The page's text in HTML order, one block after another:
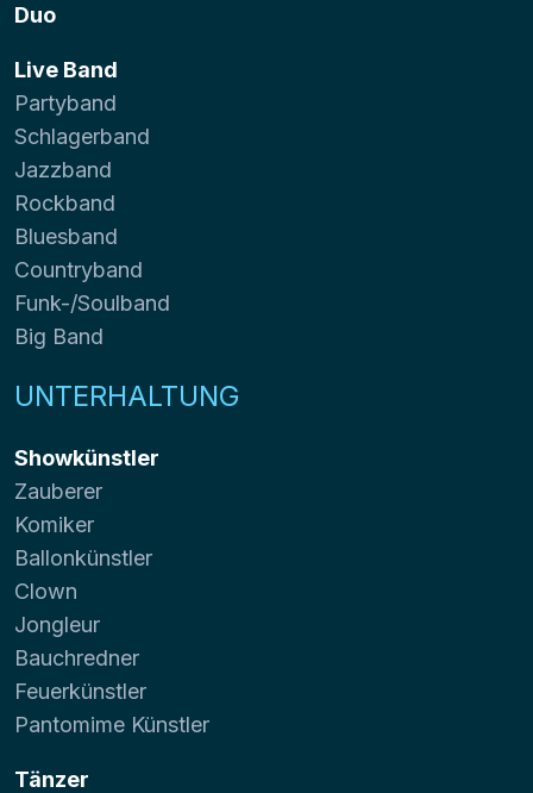
Duo
Live Band
Partyband
Schlagerband
Jazzband
Rockband
Bluesband
Countryband
Funk-/Soulband
Big Band
UNTERHALTUNG
Showkünstler
Zauberer
Komiker
Ballonkünstler
Clown
Jongleur
Bauchredner
Feuerkünstler
Pantomime Künstler
Tänzer